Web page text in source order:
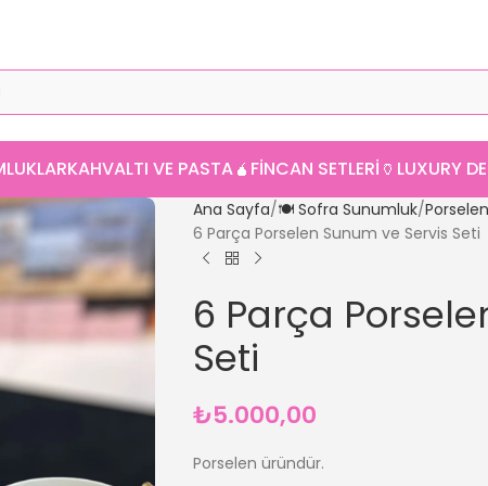
KAHVALTI VE PASTA🧉FINCAN SETLERI 🏺LUXURY
Ana Sayfa 🍽️ Sofra Sunumluk
6 Parça Porselen Sunum ve Servis Seti
6 Parça
Seti
₺5.000,00
Porselen üründür.